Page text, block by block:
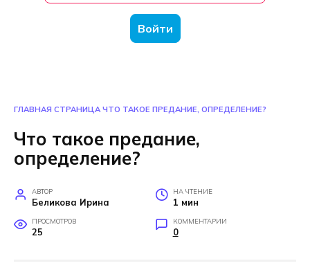
Войти
ГЛАВНАЯ СТРАНИЦА ЧТО ТАКОЕ ПРЕДАНИЕ, ОПРЕДЕЛЕНИЕ?
Что такое предание,
определение?
АВТОР
Беликова Ирина
НА ЧТЕНИЕ
1 мин
ПРОСМОТРОВ
25
КОММЕНТАРИИ
0